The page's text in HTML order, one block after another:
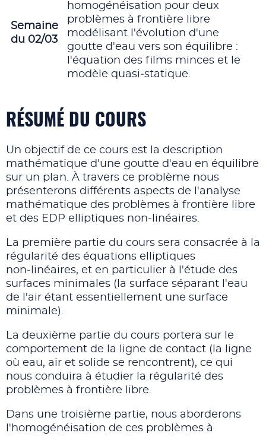
Semaine
du 02/03
homogénéisation pour deux
problèmes à frontière libre
modélisant l'évolution d'une
goutte d'eau vers son équilibre :
l'équation des films minces et le
modèle quasi‑statique.
RÉSUMÉ DU COURS
Un objectif de ce cours est la description
mathématique d'une goutte d'eau en équilibre
sur un plan. À travers ce problème nous
présenterons différents aspects de l'analyse
mathématique des problèmes à frontière libre
et des EDP elliptiques non‑linéaires.
La première partie du cours sera consacrée à la
régularité des équations elliptiques
non‑linéaires, et en particulier à l'étude des
surfaces minimales (la surface séparant l'eau
de l'air étant essentiellement une surface
minimale).
La deuxième partie du cours portera sur le
comportement de la ligne de contact (la ligne
où eau, air et solide se rencontrent), ce qui
nous conduira à étudier la régularité des
problèmes à frontière libre.
Dans une troisième partie, nous aborderons
l'homogénéisation de ces problèmes à